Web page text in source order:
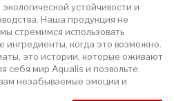
устойчивости и
Наша продукция не
стремимся использовать
ингредиенты, когда это возможно.
это истории, которые оживают
себя мир Aqualis и позвольте
незабываемые эмоции и